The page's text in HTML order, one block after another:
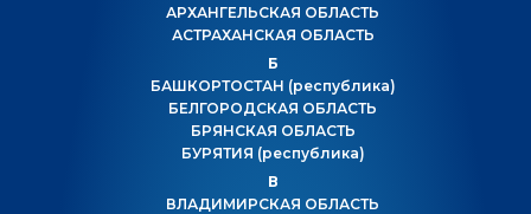
АРХАНГЕЛЬСКАЯ ОБЛАСТЬ
АСТРАХАНСКАЯ ОБЛАСТЬ
Б
БАШКОРТОСТАН (республика)
БЕЛГОРОДСКАЯ ОБЛАСТЬ
БРЯНСКАЯ ОБЛАСТЬ
БУРЯТИЯ (республика)
В
ВЛАДИМИРСКАЯ ОБЛАСТЬ